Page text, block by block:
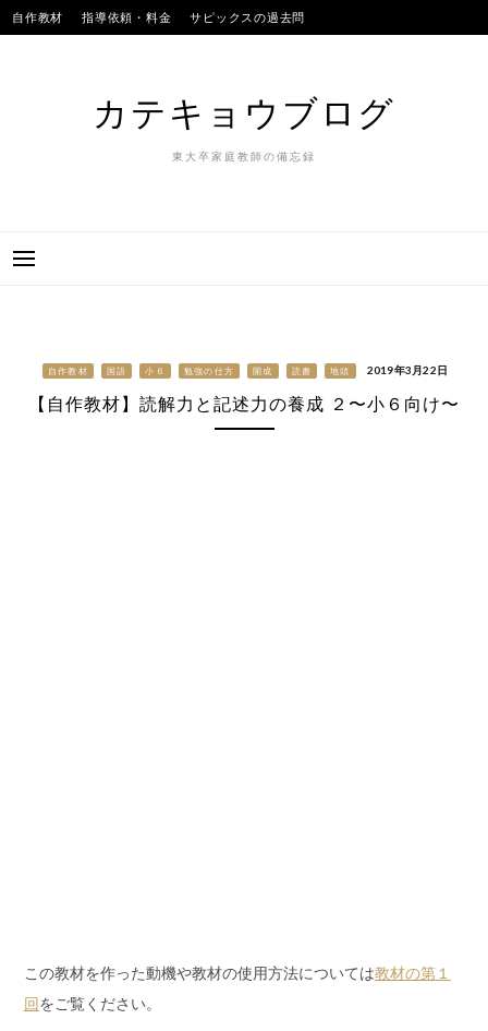
Skip
to
自作教材 指導依頼・料金 サピックスの過去問
カテキョウブログ
東大卒家庭教師の備忘録
自作教材 国語 小６ 勉強の仕方 開成 読書 地頭 2019年3月22日
【自作教材】読解力と記述力の養成 ２〜小６向け〜
この教材を作った動機や教材の使用方法については教材の第１
回をご覧ください。